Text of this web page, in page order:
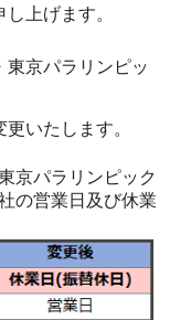
上げます。
東京パラリンピッ
いたします。
京パラリンピック
の営業日及び休業